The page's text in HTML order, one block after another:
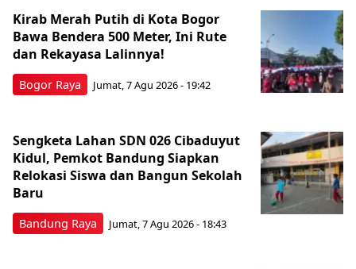
Bogor Raya
Kirab Merah Putih di Kota Bogor
Bawa Bendera 500 Meter, Ini Rute
dan Rekayasa Lalinnya!
Jumat, 7 Agu 2026 - 19:42
Bandung Raya
Sengketa Lahan SDN 026 Cibaduyut
Kidul, Pemkot Bandung Siapkan
Relokasi Siswa dan Bangun Sekolah
Baru
Jumat, 7 Agu 2026 - 18:43